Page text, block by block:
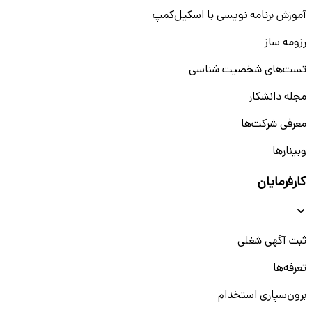
آموزش برنامه نویسی با اسکیل‌کمپ
رزومه ساز
تست‌های شخصیت شناسی
مجله دانشکار
معرفی شرکت‌ها
وبینار‌‌ها
کارفرمایان
ثبت آگهی شغلی
تعرفه‌ها
برون‌سپاری استخدام